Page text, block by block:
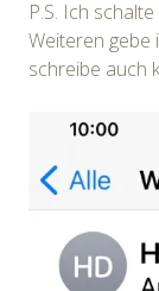
P.S. Ich
Weiteren gebe
schreibe auch